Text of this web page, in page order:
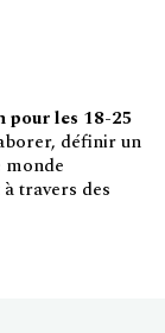
pour les 18-25
définir un
travers des